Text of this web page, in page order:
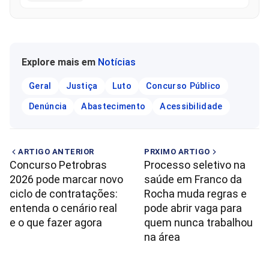
Explore mais em Notícias
Geral Justiça Luto
Concurso Público
Denúncia
Abastecimento Acessibilidade
ARTIGO ANTERIOR
Concurso Petrobras
2026 pode marcar novo
ciclo de contratações:
entenda o cenário real
e o que fazer agora
PRXIMO ARTIGO
Processo seletivo na
saúde em Franco da
Rocha muda regras e
pode abrir vaga para
quem nunca trabalhou
na área